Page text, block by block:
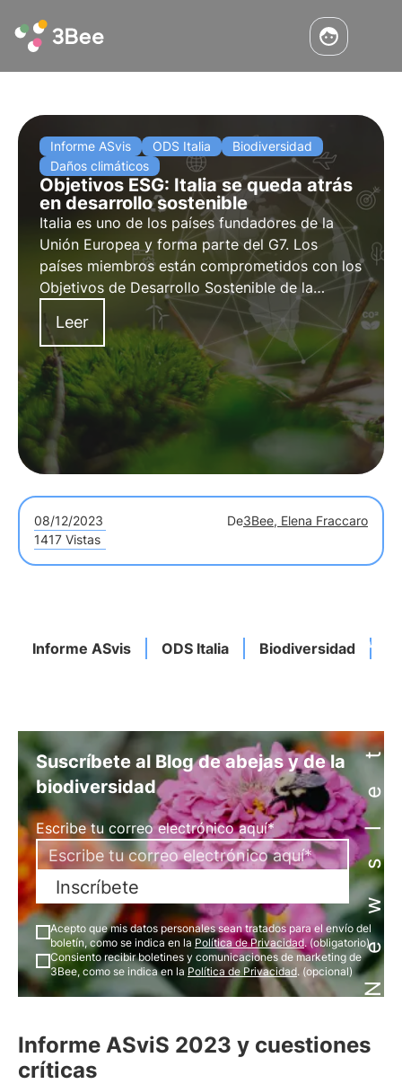
Informe ASvis ODS Italia
Biodiversidad
Daños climáticos
Objetivos ESG: Italia se queda atrás
en desarrollo sostenible
Italia es uno de los países fundadores de la
Unión Europea y forma parte del G7. Los
países miembros están comprometidos con los
Objetivos de Desarrollo Sostenible de la
Agenda 2030 para la Protección de la
Biodiversidad. Por desgracia, el informe ASviS
muestra una desaceleración significativa en
Italia.
Leer
08/12/2023 De3Bee, Elena Fraccaro
1417 Vistas
Informe ASvis ODS Italia Biodiversidad Newsletter
Suscríbete al Blog de abejas y de la
biodiversidad
Escribe tu correo electrónico aquí*
Inscríbete
Acepto que mis datos personales sean tratados para el envío del
boletín, como se indica en la Política de Privacidad. (obligatorio)
Consiento recibir boletines y comunicaciones de marketing de
3Bee, como se indica en la Política de Privacidad. (opcional)
Informe ASviS 2023 y cuestiones
críticas